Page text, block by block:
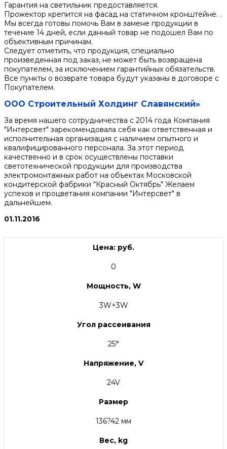
Гарантия на светильник предоставляется.
Прожектор крепится на фасад на статичном кронштейне. .
Мы всегда готовы помочь Вам в замене продукции в
течение 14 дней, если данный товар не подошел Вам по
объективным причинам.
Следует отметить, что продукция, специально
произведенная под заказ, не может быть возвращена
покупателем, за исключением гарантийных обязательств.
Все пункты о возврате товара будут указаны в договоре с
Покупателем.
ООО Строительный Холдинг Славянский»
За время нашего сотрудничества с 2014 года Компания
"Интерсвет" зарекомендовала себя как ответственная и
исполнительная организация с наличием опытного и
квалифицированного персонала. За этот период
качественно и в срок осуществлены поставки
светотехнической продукции для производства
электромонтажных работ на объектах Московской
кондитерской фабрики "Красный Октябрь" Желаем
успехов и процветания компании "Интерсвет" в
дальнейшем.
01.11.2016
Цена: руб.
0
Мощность, W
3W+3W
Угол рассеивания
25°
Напряжение, V
24V
Размер
136?42 мм
Вес, kg